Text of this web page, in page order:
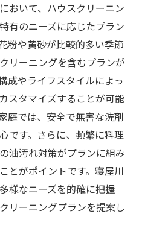
の重要性
かな場所の掃除
汚れの取り方
清掃ポイント
がちな部分
清掃
リーニングの具体的な
徹底除去
りと防カビ対策
おいて、ハウスクリーニン
有のニーズに応じたプラン
粉や黄砂が比較的多い季節
リーニングを含むプランが
成やライフスタイルによっ
スタマイズすることが可能
庭では、安全で無害な洗剤
です。さらに、頻繁に料理
油汚れ対策がプランに組み
とがポイントです。寝屋川
様なニーズを的確に把握
リーニングプランを提案し